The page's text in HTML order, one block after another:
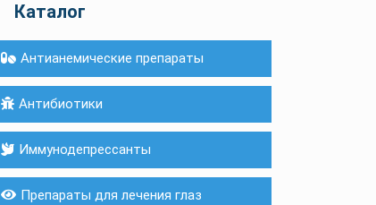
Каталог
Антианемические препараты
Антибиотики
Иммунодепрессанты
Препараты для лечения глаз